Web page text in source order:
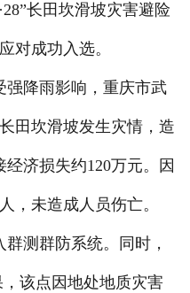
客户留言
联系我们
长田坎滑坡灾害避险
对成功入选。
降雨影响，重庆市武
田坎滑坡发生灾情，造
济损失约120万元。因
，未造成人员伤亡。
测群防系统。同时，
该点因地处地质灾害